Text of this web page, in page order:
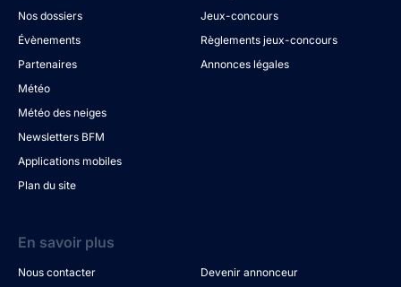
Nos dossiers
Évènements
Partenaires
Météo
Météo des neiges
Newsletters BFM
Applications mobiles
Plan du site
Jeux-concours
Règlements jeux-concours
Annonces légales
En savoir plus
Nous contacter
Devenir annonceur